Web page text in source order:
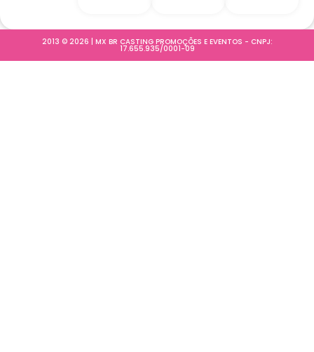
2013 © 2026 | MX BR CASTING PROMOÇÕES E EVENTOS - CNPJ:
17.655.935/0001-09